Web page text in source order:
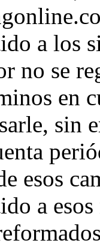
a los
no se
en
sin
esos
a